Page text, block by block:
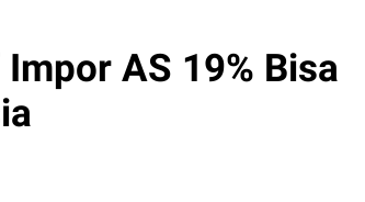
AS 19% Bisa